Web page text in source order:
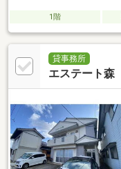
1階
貸事務所
エステート森